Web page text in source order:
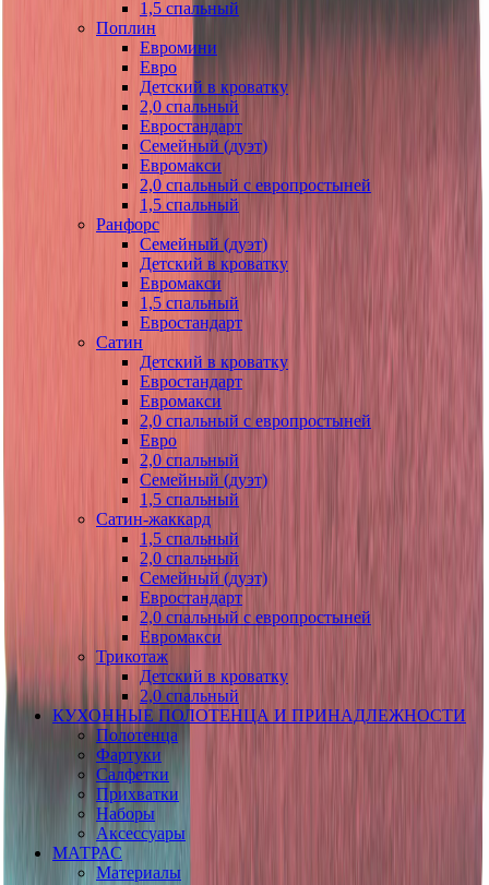
1,5 спальный
Поплин
Евромини
Евро
Детский в кроватку
2,0 спальный
Евростандарт
Семейный (дуэт)
Евромакси
2,0 спальный с европростыней
1,5 спальный
Ранфорс
Семейный (дуэт)
Детский в кроватку
Евромакси
1,5 спальный
Евростандарт
Сатин
Детский в кроватку
Евростандарт
Евромакси
2,0 спальный с европростыней
Евро
2,0 спальный
Семейный (дуэт)
1,5 спальный
Сатин-жаккард
1,5 спальный
2,0 спальный
Семейный (дуэт)
Евростандарт
2,0 спальный с европростыней
Евромакси
Трикотаж
Детский в кроватку
2,0 спальный
КУХОННЫЕ ПОЛОТЕНЦА И ПРИНАДЛЕЖНОСТИ
Полотенца
Фартуки
Салфетки
Прихватки
Наборы
Аксессуары
МАТРАС
Материалы